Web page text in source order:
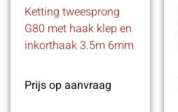
Ketting tweesprong
G80 met haak klep en
inkorthaak 3.5m 6mm
Prijs op aanvraag